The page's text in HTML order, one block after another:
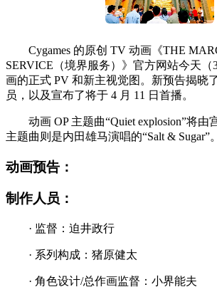
Cygames 的原创 TV 动画《THE
SERVICE（境界服务）》官方网站今天（
画的正式 PV 和新主视觉图。新预告揭晓
员，以及宣布了将于 4 月 11 日首播。
动画 OP 主题曲“Quiet explosion”将由
主题曲则是内田雄马演唱的“Salt & Sugar”。
动画预告：
制作人员：
· 监督：迫井政行
· 系列构成：猪原健太
· 角色设计/总作画监督：小界能夫